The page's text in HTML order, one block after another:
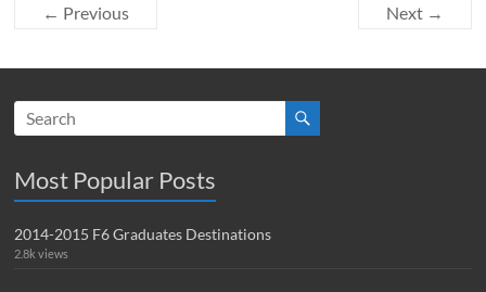
← Previous Next →
Most Popular Posts
2014-2015 F6 Graduates Destinations
2.8k views